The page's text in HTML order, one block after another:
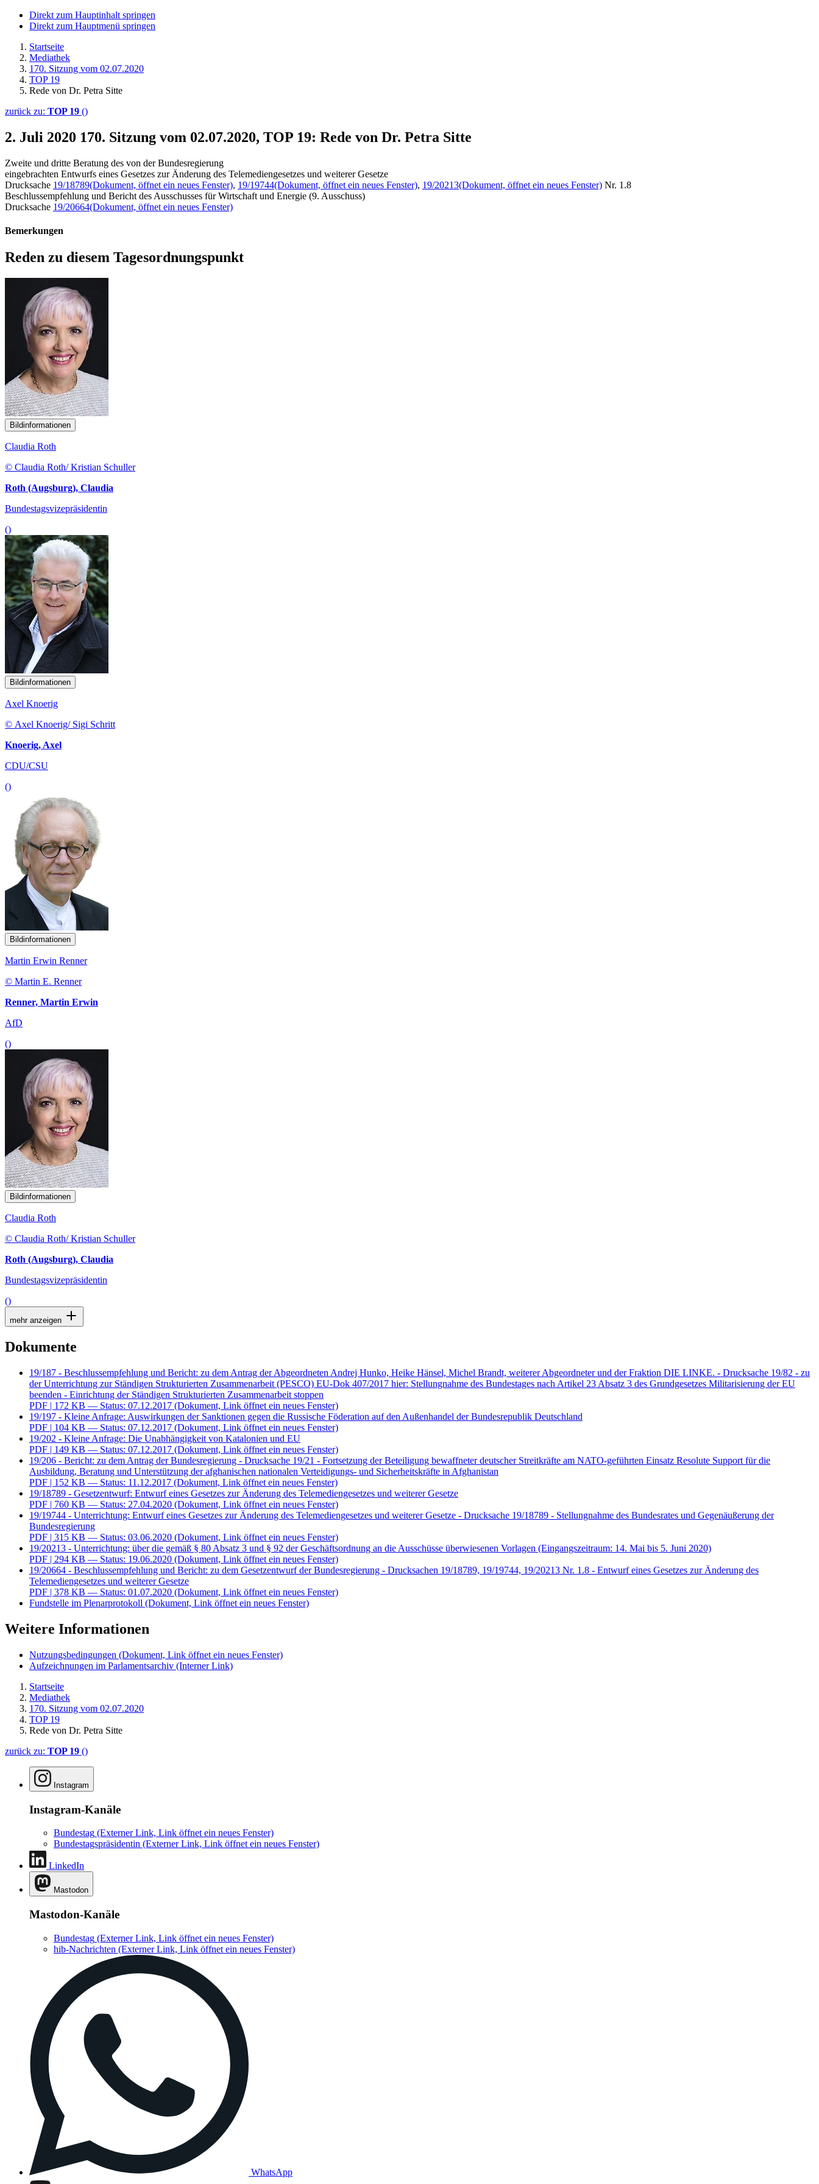
Direkt zum Hauptinhalt springen
Direkt zum Hauptmenü springen
Startseite
Mediathek
170. Sitzung vom 02.07.2020
TOP 19
Rede von Dr. Petra Sitte
zurück zu: TOP 19 ()
2. Juli 2020 170. Sitzung vom 02.07.2020, TOP 19: Rede von Dr. Petra Sitte
Zweite und dritte Beratung des von der Bundesregierung
eingebrachten Entwurfs eines Gesetzes zur Änderung des Telemediengesetzes und weiterer Gesetze
Drucksache 19/18789(Dokument, öffnet ein neues Fenster), 19/19744(Dokument, öffnet ein neues Fenster), 19/20213(Dokument, öffnet ein neues Fenster) Nr. 1.8
Beschlussempfehlung und Bericht des Ausschusses für Wirtschaft und Energie (9. Ausschuss)
Drucksache 19/20664(Dokument, öffnet ein neues Fenster)
Bemerkungen
Reden zu diesem Tagesordnungspunkt
Bildinformationen
Claudia Roth
© Claudia Roth/ Kristian Schuller
Roth (Augsburg), Claudia
Bundestagsvizepräsidentin
()
Bildinformationen
Axel Knoerig
© Axel Knoerig/ Sigi Schritt
Knoerig, Axel
CDU/CSU
()
Bildinformationen
Martin Erwin Renner
© Martin E. Renner
Renner, Martin Erwin
AfD
()
Bildinformationen
Claudia Roth
© Claudia Roth/ Kristian Schuller
Roth (Augsburg), Claudia
Bundestagsvizepräsidentin
()
mehr anzeigen
Dokumente
19/187 - Beschlussempfehlung und Bericht: zu dem Antrag der Abgeordneten Andrej Hunko, Heike Hänsel, Michel Brandt, weiterer Abgeordneter und der Fraktion DIE LINKE. - Drucksache 19/82 - zu
der Unterrichtung zur Ständigen Strukturierten Zusammenarbeit (PESCO) EU-Dok 407/2017 hier: Stellungnahme des Bundestages nach Artikel 23 Absatz 3 des Grundgesetzes Militarisierung der EU
beenden - Einrichtung der Ständigen Strukturierten Zusammenarbeit stoppen
PDF | 172 KB — Status: 07.12.2017 (Dokument, Link öffnet ein neues Fenster)
19/197 - Kleine Anfrage: Auswirkungen der Sanktionen gegen die Russische Föderation auf den Außenhandel der Bundesrepublik Deutschland
PDF | 104 KB — Status: 07.12.2017 (Dokument, Link öffnet ein neues Fenster)
19/202 - Kleine Anfrage: Die Unabhängigkeit von Katalonien und EU
PDF | 149 KB — Status: 07.12.2017 (Dokument, Link öffnet ein neues Fenster)
19/206 - Bericht: zu dem Antrag der Bundesregierung - Drucksache 19/21 - Fortsetzung der Beteiligung bewaffneter deutscher Streitkräfte am NATO-geführten Einsatz Resolute Support für die
Ausbildung, Beratung und Unterstützung der afghanischen nationalen Verteidigungs- und Sicherheitskräfte in Afghanistan
PDF | 152 KB — Status: 11.12.2017 (Dokument, Link öffnet ein neues Fenster)
19/18789 - Gesetzentwurf: Entwurf eines Gesetzes zur Änderung des Telemediengesetzes und weiterer Gesetze
PDF | 760 KB — Status: 27.04.2020 (Dokument, Link öffnet ein neues Fenster)
19/19744 - Unterrichtung: Entwurf eines Gesetzes zur Änderung des Telemediengesetzes und weiterer Gesetze - Drucksache 19/18789 - Stellungnahme des Bundesrates und Gegenäußerung der
Bundesregierung
PDF | 315 KB — Status: 03.06.2020 (Dokument, Link öffnet ein neues Fenster)
19/20213 - Unterrichtung: über die gemäß § 80 Absatz 3 und § 92 der Geschäftsordnung an die Ausschüsse überwiesenen Vorlagen (Eingangszeitraum: 14. Mai bis 5. Juni 2020)
PDF | 294 KB — Status: 19.06.2020 (Dokument, Link öffnet ein neues Fenster)
19/20664 - Beschlussempfehlung und Bericht: zu dem Gesetzentwurf der Bundesregierung - Drucksachen 19/18789, 19/19744, 19/20213 Nr. 1.8 - Entwurf eines Gesetzes zur Änderung des
Telemediengesetzes und weiterer Gesetze
PDF | 378 KB — Status: 01.07.2020 (Dokument, Link öffnet ein neues Fenster)
Fundstelle im Plenarprotokoll (Dokument, Link öffnet ein neues Fenster)
Weitere Informationen
Nutzungsbedingungen (Dokument, Link öffnet ein neues Fenster)
Aufzeichnungen im Parlamentsarchiv (Interner Link)
Startseite
Mediathek
170. Sitzung vom 02.07.2020
TOP 19
Rede von Dr. Petra Sitte
zurück zu: TOP 19 ()
Instagram
Instagram-Kanäle
Bundestag (Externer Link, Link öffnet ein neues Fenster)
Bundestagspräsidentin (Externer Link, Link öffnet ein neues Fenster)
LinkedIn
Mastodon
Mastodon-Kanäle
Bundestag (Externer Link, Link öffnet ein neues Fenster)
hib-Nachrichten (Externer Link, Link öffnet ein neues Fenster)
WhatsApp